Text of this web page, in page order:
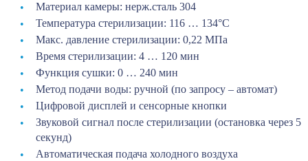
Материал камеры: нерж.сталь 304
Температура стерилизации: 116 … 134°С
Макс. давление стерилизации: 0,22 МПа
Время стерилизации: 4 … 120 мин
Функция сушки: 0 … 240 мин
Метод подачи воды: ручной (по запросу – автомат)
Цифровой дисплей и сенсорные кнопки
Звуковой сигнал после стерилизации (остановка через 5
секунд)
Автоматическая подача холодного воздуха